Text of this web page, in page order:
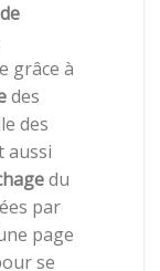
grâce à
des
des
aussi
du
par
page
se